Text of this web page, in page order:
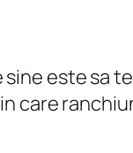
este sa
care